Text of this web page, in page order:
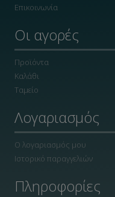
Επικοινωνία
Οι αγορές
Προϊόντα
Καλάθι
Ταμείο
Λογαριασμός
Ο λογαριασμός μου
Ιστορικό παραγγελιών
Πληροφορίες